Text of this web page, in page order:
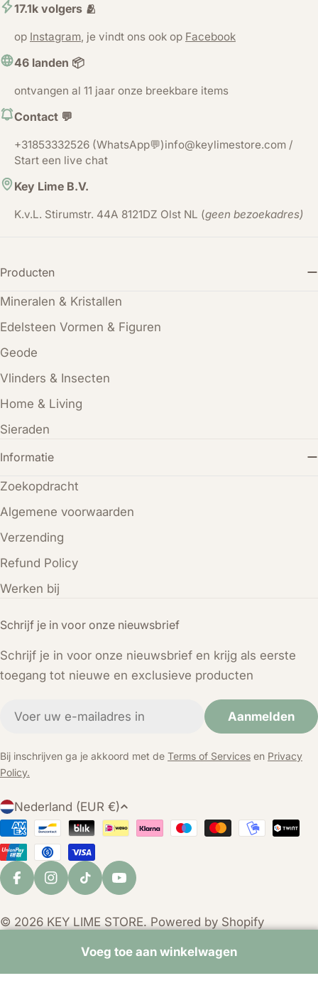
17.1k volgers 🫂
op Instagram, je vindt ons ook op Facebook
46 landen 📦
ontvangen al 11 jaar onze breekbare items
Contact 💬
+31853332526 (WhatsApp💬)info@keylimestore.com /
Start een live chat
Key Lime B.V.
K.v.L. Stirumstr. 44A 8121DZ Olst NL (geen bezoekadres)
Schrijf je in voor onze nieuwsbrief
Schrijf je in voor onze nieuwsbrief en krijg als eerste
toegang tot nieuwe en exclusieve producten
Aanmelden
Bij inschrijven ga je akkoord met de Terms of Services en Privacy
Policy.
Producten
Mineralen & Kristallen
Edelsteen Vormen & Figuren
Geode
Vlinders & Insecten
Home & Living
Sieraden
Informatie
Zoekopdracht
Algemene voorwaarden
Verzending
Refund Policy
Werken bij
L
a
n
d
/
e
g
o
Nederland (EUR €)
Betaalmethoden
FacebookInstagram
TikTokYouTube
© 2026 KEY LIME STORE. Powered by Shopify
Voeg toe aan winkelwagen